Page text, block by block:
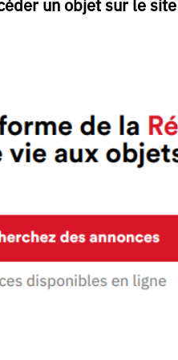
un objet sur le